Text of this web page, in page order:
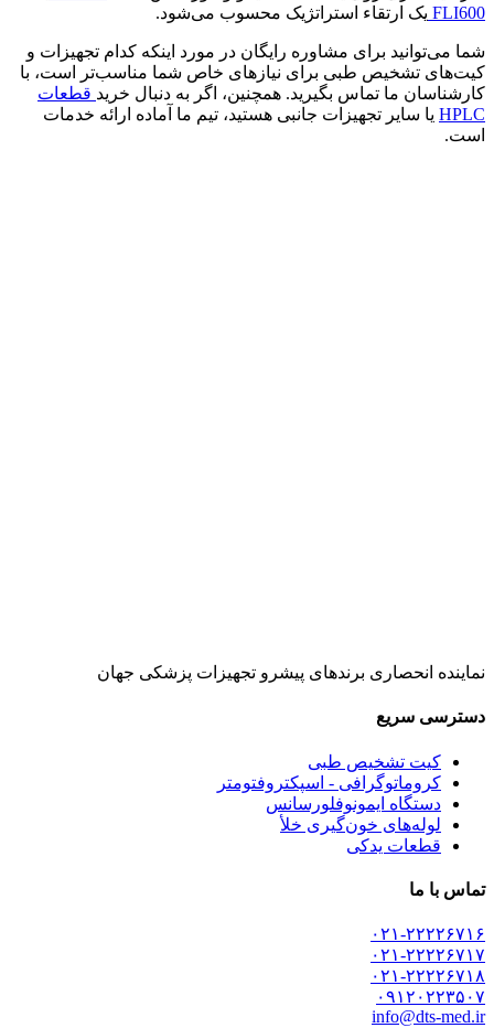
FLI600 یک ارتقاء استراتژیک محسوب می‌شود.
شما می‌توانید برای مشاوره رایگان در مورد اینکه کدام تجهیزات و
کیت‌های تشخیص طبی برای نیازهای خاص شما مناسب‌تر است، با
کارشناسان ما تماس بگیرید. همچنین، اگر به دنبال خرید قطعات
HPLC یا سایر تجهیزات جانبی هستید، تیم ما آماده ارائه خدمات
است.
نماینده انحصاری برندهای پیشرو تجهیزات پزشکی جهان
دسترسی سریع
کیت تشخیص طبی
کروماتوگرافی - اسپکتروفتومتر
دستگاه ایمونوفلورسانس
لوله‌های خون‌گیری خلأ
قطعات یدکی
تماس با ما
۰۲۱-۲۲۲۲۶۷۱۶
۰۲۱-۲۲۲۲۶۷۱۷
۰۲۱-۲۲۲۲۶۷۱۸
۰۹۱۲۰۲۲۳۵۰۷
info@dts-med.ir